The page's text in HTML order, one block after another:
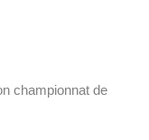
championnat de